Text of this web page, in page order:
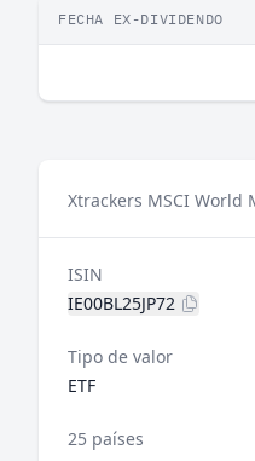
FECHA EX-DIVIDENDO
Xtrackers MSCI World
ISIN
IE00BL25JP72
Tipo de valor
ETF
25 países